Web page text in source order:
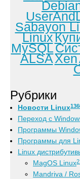
Sabayon
Linux
MySQL
ALSAXen
Рубрики
Новости Linux
Переход с
Программы
Программы для
Linux
MagOS Linux
Mandriva /